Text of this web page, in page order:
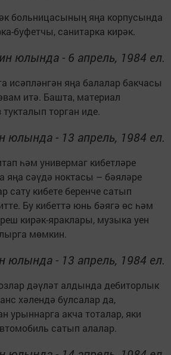
больницасының яңа корпусында
буфетчы, санитарка кирәк.
юлында - 6 апрель, 1984 ел.
исәпләнгән яңа балалар бакчасы
итә. Башта, материал
торган иде.
юлында - 13 апрель, 1984 ел.
һәм универмаг кибетләре
сәүдә ноктасы – бәяләре
сату кибете беренче сатып
Бу кибеттә юнь бәягә өс һәм
кирәк-яраклары, музыка уен
мөмкин.
юлында - 13 апрель, 1984 ел.
дәүләт алдында дебиторлык
хәлендә булсалар да,
урыннарга акча тоталар, яки
сатып алалар.